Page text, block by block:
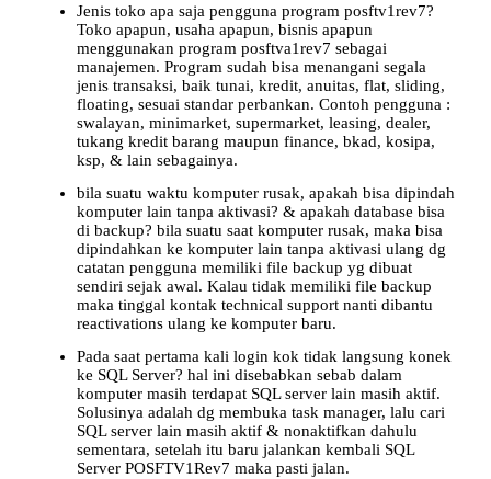
Jenis toko apa saja pengguna program posftv1rev7?
Toko apapun, usaha apapun, bisnis apapun
menggunakan program posftva1rev7 sebagai
manajemen. Program sudah bisa menangani segala
jenis transaksi, baik tunai, kredit, anuitas, flat, sliding,
floating, sesuai standar perbankan. Contoh pengguna :
swalayan, minimarket, supermarket, leasing, dealer,
tukang kredit barang maupun finance, bkad, kosipa,
ksp, & lain sebagainya.
bila suatu waktu komputer rusak, apakah bisa dipindah
komputer lain tanpa aktivasi? & apakah database bisa
di backup? bila suatu saat komputer rusak, maka bisa
dipindahkan ke komputer lain tanpa aktivasi ulang dg
catatan pengguna memiliki file backup yg dibuat
sendiri sejak awal. Kalau tidak memiliki file backup
maka tinggal kontak technical support nanti dibantu
reactivations ulang ke komputer baru.
Pada saat pertama kali login kok tidak langsung konek
ke SQL Server? hal ini disebabkan sebab dalam
komputer masih terdapat SQL server lain masih aktif.
Solusinya adalah dg membuka task manager, lalu cari
SQL server lain masih aktif & nonaktifkan dahulu
sementara, setelah itu baru jalankan kembali SQL
Server POSFTV1Rev7 maka pasti jalan.